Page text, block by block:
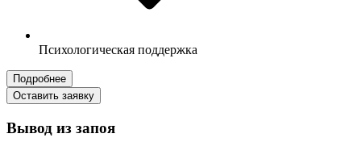
Психологическая поддержка
Подробнее
Оставить заявку
Вывод из запоя